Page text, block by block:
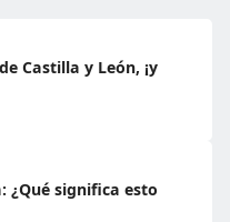
Castilla y León, ¡y
¿Qué significa esto